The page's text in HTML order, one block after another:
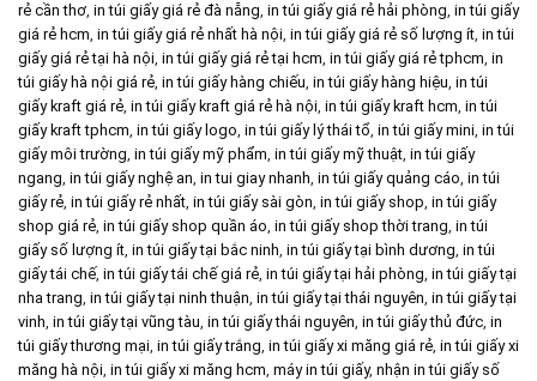
rẻ cần thơ, in túi giấy giá rẻ đà nẵng, in túi giấy giá rẻ hải phòng, in túi giấy
giá rẻ hcm, in túi giấy giá rẻ nhất hà nội, in túi giấy giá rẻ số lượng ít, in túi
giấy giá rẻ tại hà nội, in túi giấy giá rẻ tại hcm, in túi giấy giá rẻ tphcm, in
túi giấy hà nội giá rẻ, in túi giấy hàng chiếu, in túi giấy hàng hiệu, in túi
giấy kraft giá rẻ, in túi giấy kraft giá rẻ hà nội, in túi giấy kraft hcm, in túi
giấy kraft tphcm, in túi giấy logo, in túi giấy lý thái tổ, in túi giấy mini, in túi
giấy môi trường, in túi giấy mỹ phẩm, in túi giấy mỹ thuật, in túi giấy
ngang, in túi giấy nghệ an, in tui giay nhanh, in túi giấy quảng cáo, in túi
giấy rẻ, in túi giấy rẻ nhất, in túi giấy sài gòn, in túi giấy shop, in túi giấy
shop giá rẻ, in túi giấy shop quần áo, in túi giấy shop thời trang, in túi
giấy số lượng ít, in túi giấy tại bắc ninh, in túi giấy tại bình dương, in túi
giấy tái chế, in túi giấy tái chế giá rẻ, in túi giấy tại hải phòng, in túi giấy tại
nha trang, in túi giấy tại ninh thuận, in túi giấy tại thái nguyên, in túi giấy tại
vinh, in túi giấy tại vũng tàu, in túi giấy thái nguyên, in túi giấy thủ đức, in
túi giấy thương mại, in túi giấy trắng, in túi giấy xi măng giá rẻ, in túi giấy xi
măng hà nội, in túi giấy xi măng hcm, máy in túi giấy, nhận in túi giấy số